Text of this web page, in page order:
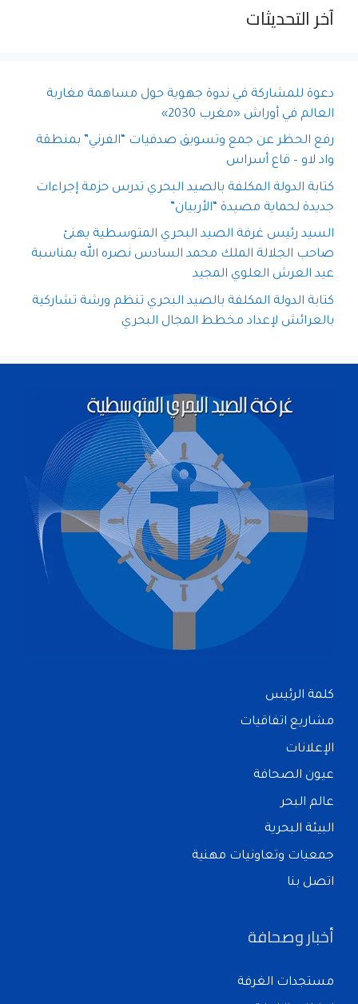
آخر التحديثات
دعوة للمشاركة في ندوة جهوية حول مساهمة مغاربة
العالم في أوراش «مغرب 2030»
رفع الحظر عن جمع وتسويق صدفيات “الفرني” بمنطقة
واد لاو – قاع أسراس
كتابة الدولة المكلفة بالصيد البحري تدرس حزمة إجراءات
جديدة لحماية مصيدة “الأربيان”
السيد رئيس غرفة الصيد البحري المتوسطية يهنئ
صاحب الجلالة الملك محمد السادس نصره الله بمناسبة
عيد العرش العلوي المجيد
كتابة الدولة المكلفة بالصيد البحري تنظم ورشة تشاركية
بالعرائش لإعداد مخطط المجال البحري
كلمة الرئيس
مشاريع اتفاقيات
الإعلانات
عيون الصحافة
عالم البحر
البيئة البحرية
جمعيات وتعاونيات مهنية
اتصل بنا
أخبار وصحافة
مستجدات الغرفة